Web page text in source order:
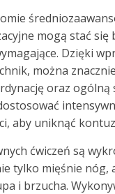
mogą stać się
Dzięki
można
oraz ogólną
aby uniknąć
ćwiczeń są
tylko mięśnie nóg,
i brzucha.